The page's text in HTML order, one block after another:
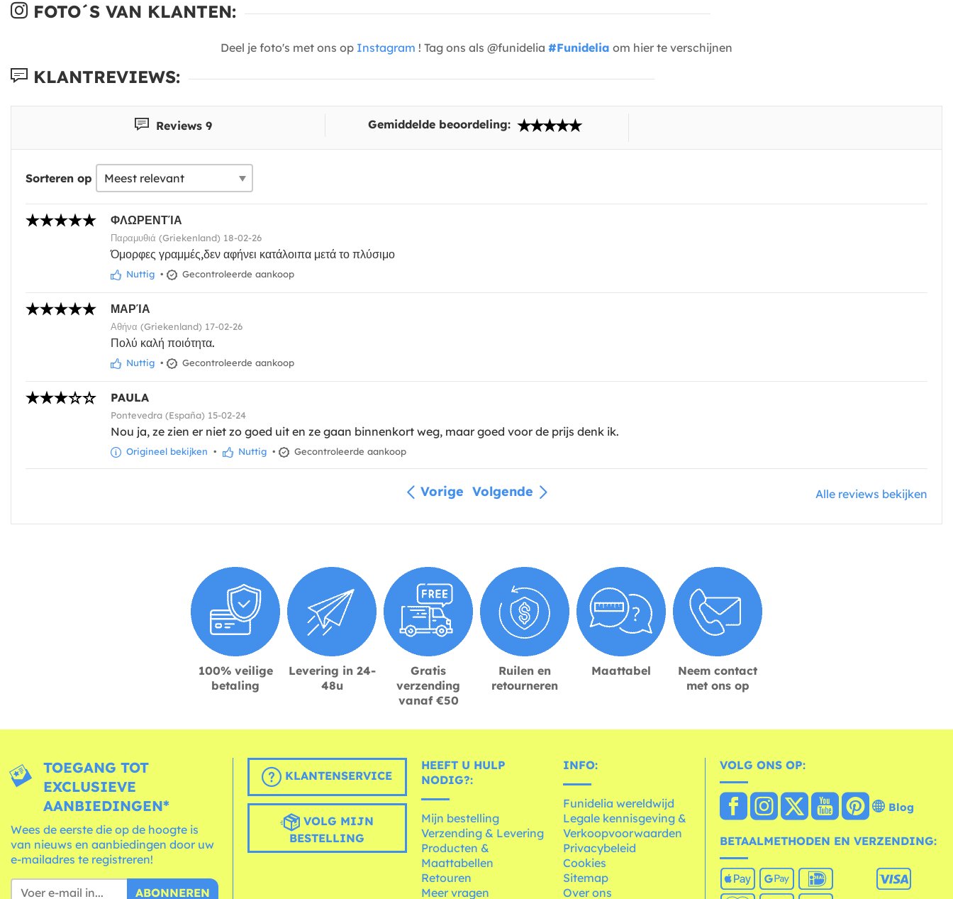
FOTO´S VAN KLANTEN:
Deel je foto's met ons op Instagram ! Tag ons als @funidelia #Funidelia om hier te verschijnen
KLANTREVIEWS:
Reviews 9 Gemiddelde beoordeling:
Sorteren op
ΦΛΩΡΕΝΤΊΑ
Παραμυθιά (Griekenland) 18-02-26
Όμορφες γραμμές,δεν αφήνει κατάλοιπα μετά το πλύσιμο
Nuttig • Gecontroleerde aankoop
ΜΑΡΊΑ
Αθήνα (Griekenland) 17-02-26
Πολύ καλή ποιότητα.
Nuttig • Gecontroleerde aankoop
PAULA
Pontevedra (España) 15-02-24
Nou ja, ze zien er niet zo goed uit en ze gaan binnenkort weg, maar goed voor de prijs denk ik.
Origineel bekijken • Nuttig • Gecontroleerde aankoop
Vorige Volgende Alle reviews bekijken
100% veilige
betaling
Levering in 24-
48u
Gratis
verzending
vanaf €50
Ruilen en
retourneren
Maattabel
Neem contact
met ons op
TOEGANG TOT
EXCLUSIEVE
AANBIEDINGEN*
Wees de eerste die op de hoogte is
van nieuws en aanbiedingen door uw
e-mailadres te registreren!
ABONNEREN
KLANTENSERVICE
VOLG MIJN
BESTELLING
HEEFT U HULP
NODIG?:
Mijn bestelling
Verzending & Levering
Producten &
Maattabellen
Retouren
Meer vragen
INFO:
Funidelia wereldwijd
Legale kennisgeving &
Verkoopvoorwaarden
Privacybeleid
Cookies
Sitemap
Over ons
VOLG ONS OP:
Blog
BETAALMETHODEN EN VERZENDING: